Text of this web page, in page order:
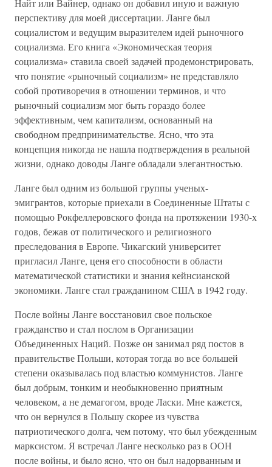
Найт или Вайнер, однако он добавил иную и важную
перспективу для моей диссертации. Ланге был
социалистом и ведущим выразителем идей рыночного
социализма. Его книга «Экономическая теория
социализма» ставила своей задачей продемонстрировать,
что понятие «рыночный социализм» не представляло
собой противоречия в отношении терминов, и что
рыночный социализм мог быть гораздо более
эффективным, чем капитализм, основанный на
свободном предпринимательстве. Ясно, что эта
концепция никогда не нашла подтверждения в реальной
жизни, однако доводы Ланге обладали элегантностью.
Ланге был одним из большой группы ученых-
эмигрантов, которые приехали в Соединенные Штаты с
помощью Рокфеллеровского фонда на протяжении 1930-х
годов, бежав от политического и религиозного
преследования в Европе. Чикагский университет
пригласил Ланге, ценя его способности в области
математической статистики и знания кейнсианской
экономики. Ланге стал гражданином США в 1942 году.
После войны Ланге восстановил свое польское
гражданство и стал послом в Организации
Объединенных Наций. Позже он занимал ряд постов в
правительстве Польши, которая тогда во все большей
степени оказывалась под властью коммунистов. Ланге
был добрым, тонким и необыкновенно приятным
человеком, а не демагогом, вроде Ласки. Мне кажется,
что он вернулся в Польшу скорее из чувства
патриотического долга, чем потому, что был убежденным
марксистом. Я встречал Ланге несколько раз в ООН
после войны, и было ясно, что он был надорванным и